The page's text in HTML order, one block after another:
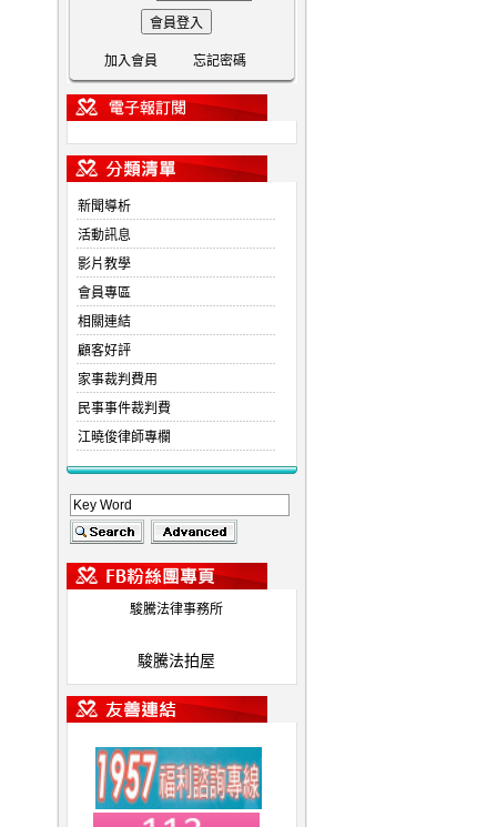
加入會員 忘記密碼
新聞導析
活動訊息
影片教學
會員專區
相關連結
顧客好評
家事裁判費用
民事事件裁判費
江曉俊律師專欄
駿騰法律事務所
駿騰法拍屋